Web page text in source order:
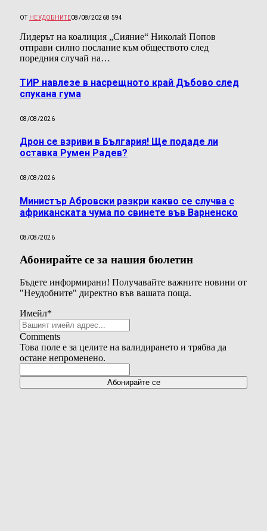
ОТ НЕУДОБНИТЕ08/08/20268 594
Лидерът на коалиция „Сияние“ Николай Попов
отправи силно послание към обществото след
поредния случай на…
ТИР навлезе в насрещното край Дъбово след
спукана гума
08/08/2026
Дрон се взриви в България! Ще подаде ли
оставка Румен Радев?
08/08/2026
Министър Абровски разкри какво се случва с
африканската чума по свинете във Варненско
08/08/2026
Абонирайте се за нашия бюлетин
Бъдете информирани! Получавайте важните новини от
"Неудобните" директно във вашата поща.
Имейл*
Comments
Това поле е за целите на валидирането и трябва да
остане непроменено.